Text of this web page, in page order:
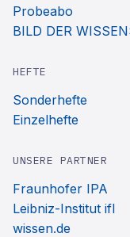
Probeabo
BILD DER
HEFTE
Sonderhefte
Einzelhefte
UNSERE PARTNER
Fraunhofer IPA
Leibniz-Institut ifl
wissen.de